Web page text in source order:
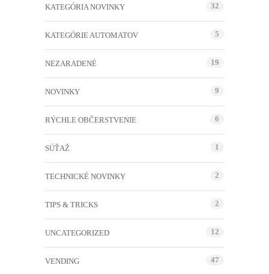
KATEGÓRIA NOVINKY 32
KATEGÓRIE AUTOMATOV 5
NEZARADENÉ 19
NOVINKY 9
RÝCHLE OBČERSTVENIE 6
SÚŤAŽ 1
TECHNICKÉ NOVINKY 2
TIPS & TRICKS 2
UNCATEGORIZED 12
VENDING 47